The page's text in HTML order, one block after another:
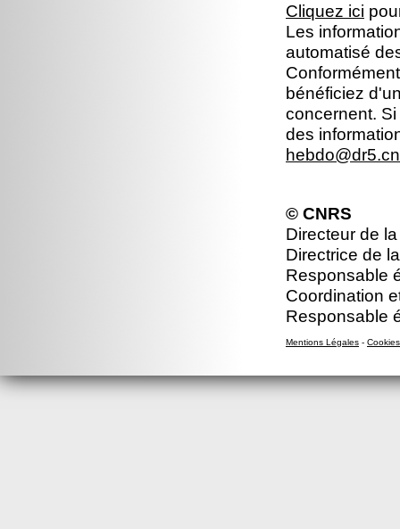
Cliquez ici
Les
automatisé
bénéficiez
concernent.
des
© CNRS
Directeur de
Directrice de
Responsable
Coordination
Responsable
Mentions Légales - Cookies